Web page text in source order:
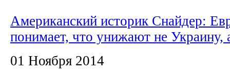
Американский историк Снайдер:
понимает, что унижают не Украину,
01 Ноября 2014